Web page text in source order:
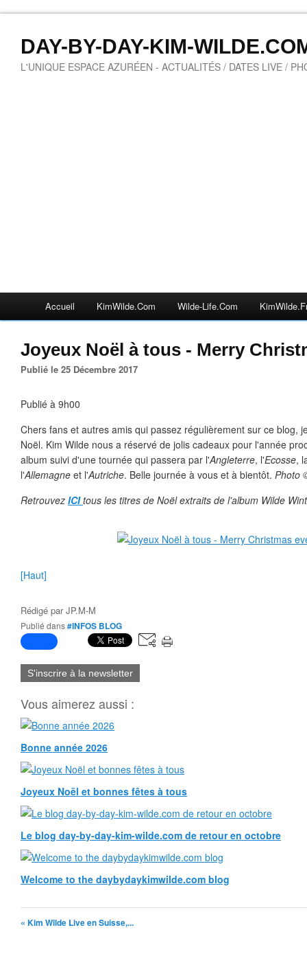
DAY-BY-DAY-KIM-
L'UNIQUE ESPACE AZURÉEN - ACTUALITÉS / DATES LIVE /
Accueil KimWilde.com Wilde-Life.com
Joyeux Noël à tous - Merry
Publié le 25 Décembre 2017
Publié à 9h00
Chers fans et autres amis qui passez régulièrement sur ce blog,
Noël. Kim Wilde nous a réservé de jolis cadeaux pour l'année
album suivi d'une tournée qui passera par l'Angleterre, l'Ecosse,
l'Allemagne et l'Autriche. Belle journée à vous et à bientôt. Photo
Retrouvez ICI tous les titres de Noël extraits de l'album Wilde
[Haut]
Rédigé parJP.M-M
Publié dans#INFOS BLOG
S'inscrire à la newsletter
Vous aimerez aussi :
Bonne année 2026
Joyeux Noël et bonnes fêtes à tous
Le blog day-by-day-kim-wilde.com de retour en octobre
Welcome to the daybydaykimwilde.com blog
« Kim Wilde Live en Suisse,...